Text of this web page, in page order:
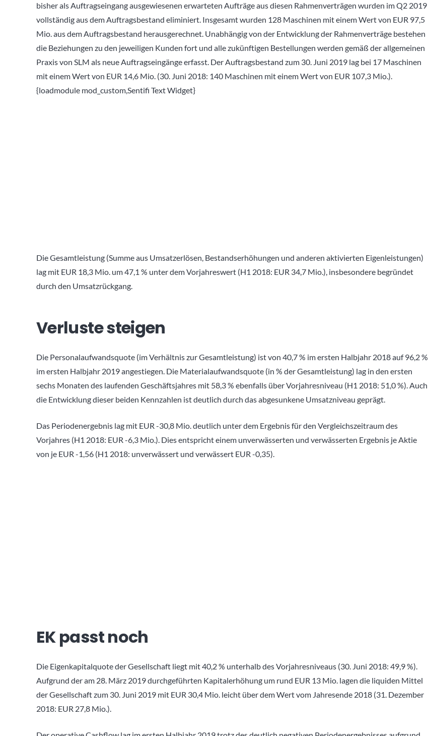
bisher als Auftragseingang ausgewiesenen erwarteten Aufträge aus diesen Rahmenverträgen wurden im Q2 2019
vollständig aus dem Auftragsbestand eliminiert. Insgesamt wurden 128 Maschinen mit einem Wert von EUR 97,5
Mio. aus dem Auftragsbestand herausgerechnet. Unabhängig von der Entwicklung der Rahmenverträge bestehen
die Beziehungen zu den jeweiligen Kunden fort und alle zukünftigen Bestellungen werden gemäß der allgemeinen
Praxis von SLM als neue Auftragseingänge erfasst. Der Auftragsbestand zum 30. Juni 2019 lag bei 17 Maschinen
mit einem Wert von EUR 14,6 Mio. (30. Juni 2018: 140 Maschinen mit einem Wert von EUR 107,3 Mio.).
{loadmodule mod_custom,Sentifi Text Widget}
Die Gesamtleistung (Summe aus Umsatzerlösen, Bestandserhöhungen und anderen aktivierten Eigenleistungen)
lag mit EUR 18,3 Mio. um 47,1 % unter dem Vorjahreswert (H1 2018: EUR 34,7 Mio.), insbesondere begründet
durch den Umsatzrückgang.
Verluste steigen
Die Personalaufwandsquote (im Verhältnis zur Gesamtleistung) ist von 40,7 % im ersten Halbjahr 2018 auf 96,2 %
im ersten Halbjahr 2019 angestiegen. Die Materialaufwandsquote (in % der Gesamtleistung) lag in den ersten
sechs Monaten des laufenden Geschäftsjahres mit 58,3 % ebenfalls über Vorjahresniveau (H1 2018: 51,0 %). Auch
die Entwicklung dieser beiden Kennzahlen ist deutlich durch das abgesunkene Umsatzniveau geprägt.
Das Periodenergebnis lag mit EUR -30,8 Mio. deutlich unter dem Ergebnis für den Vergleichszeitraum des
Vorjahres (H1 2018: EUR -6,3 Mio.). Dies entspricht einem unverwässerten und verwässerten Ergebnis je Aktie
von je EUR -1,56 (H1 2018: unverwässert und verwässert EUR -0,35).
EK passt noch
Die Eigenkapitalquote der Gesellschaft liegt mit 40,2 % unterhalb des Vorjahresniveaus (30. Juni 2018: 49,9 %).
Aufgrund der am 28. März 2019 durchgeführten Kapitalerhöhung um rund EUR 13 Mio. lagen die liquiden Mittel
der Gesellschaft zum 30. Juni 2019 mit EUR 30,4 Mio. leicht über dem Wert vom Jahresende 2018 (31. Dezember
2018: EUR 27,8 Mio.).